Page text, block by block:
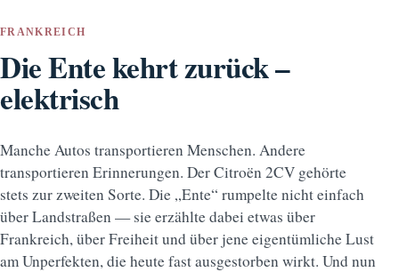
FRANKREICH
Die Ente kehrt zurück –
elektrisch
Manche Autos transportieren Menschen. Andere
transportieren Erinnerungen. Der Citroën 2CV gehörte
stets zur zweiten Sorte. Die „Ente“ rumpelte nicht einfach
über Landstraßen — sie erzählte dabei etwas über
Frankreich, über Freiheit und über jene eigentümliche Lust
am Unperfekten, die heute fast ausgestorben wirkt. Und nun